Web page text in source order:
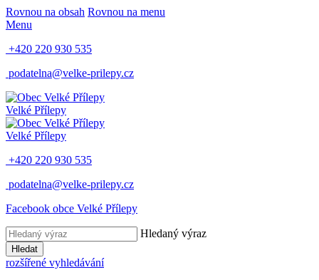
Rovnou na obsah Rovnou na menu
Menu
+420 220 930 535
podatelna@velke-prilepy.cz
Velké Přílepy
Velké Přílepy
+420 220 930 535
podatelna@velke-prilepy.cz
Facebook obce Velké Přílepy
Hledaný výraz
Hledat
rozšířené vyhledávání